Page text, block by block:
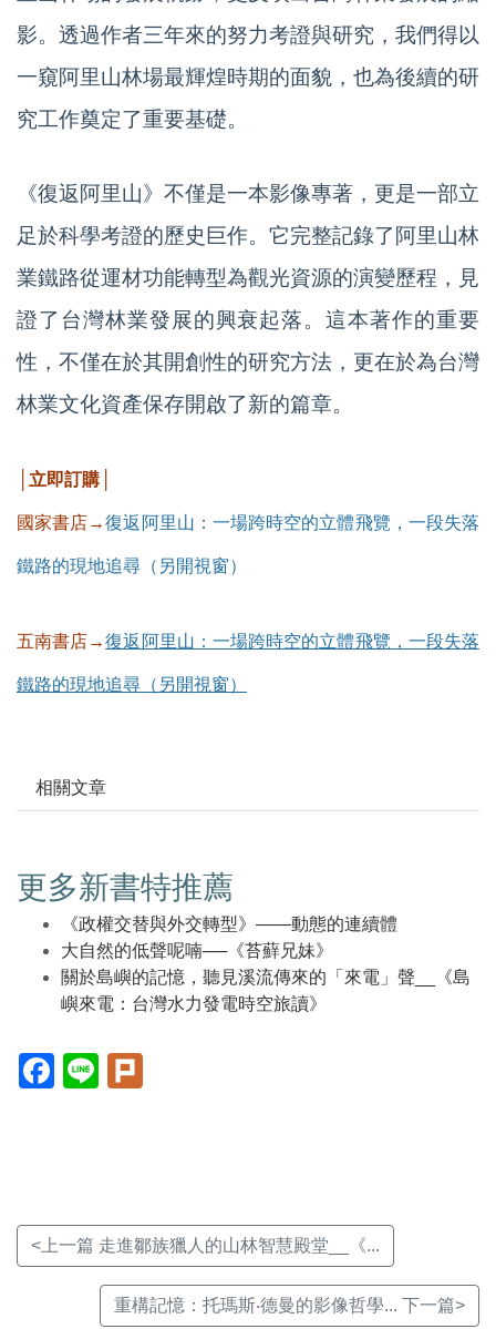
影。透過作者三年來的努力考證與研究，我們得以
一窺阿里山林場最輝煌時期的面貌，也為後續的研
究工作奠定了重要基礎。
《復返阿里山》不僅是一本影像專著，更是一部立
足於科學考證的歷史巨作。它完整記錄了阿里山林
業鐵路從運材功能轉型為觀光資源的演變歷程，見
證了台灣林業發展的興衰起落。這本著作的重要
性，不僅在於其開創性的研究方法，更在於為台灣
林業文化資產保存開啟了新的篇章。
│立即訂購│
國家書店→復返阿里山：一場跨時空的立體飛覽，一段失落
鐵路的現地追尋（另開視窗）
五南書店→復返阿里山：一場跨時空的立體飛覽，一段失落
鐵路的現地追尋（另開視窗）
相關文章
更多新書特推薦
《政權交替與外交轉型》——動態的連續體
大自然的低聲呢喃──《苔蘚兄妹》
關於島嶼的記憶，聽見溪流傳來的「來電」聲__《島
嶼來電：台灣水力發電時空旅讀》
Facebook(另
開
Line(另
開
<上一篇 走進鄒族獵人的山林智慧殿堂__《...
重構記憶：托瑪斯‧德曼的影像哲學... 下一篇>